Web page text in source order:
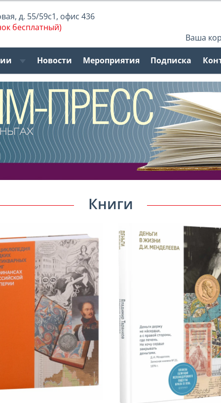
д. 55/59с1, офис 436
бесплатный)
Ваша
Новости Мероприятия Подписка
Книги